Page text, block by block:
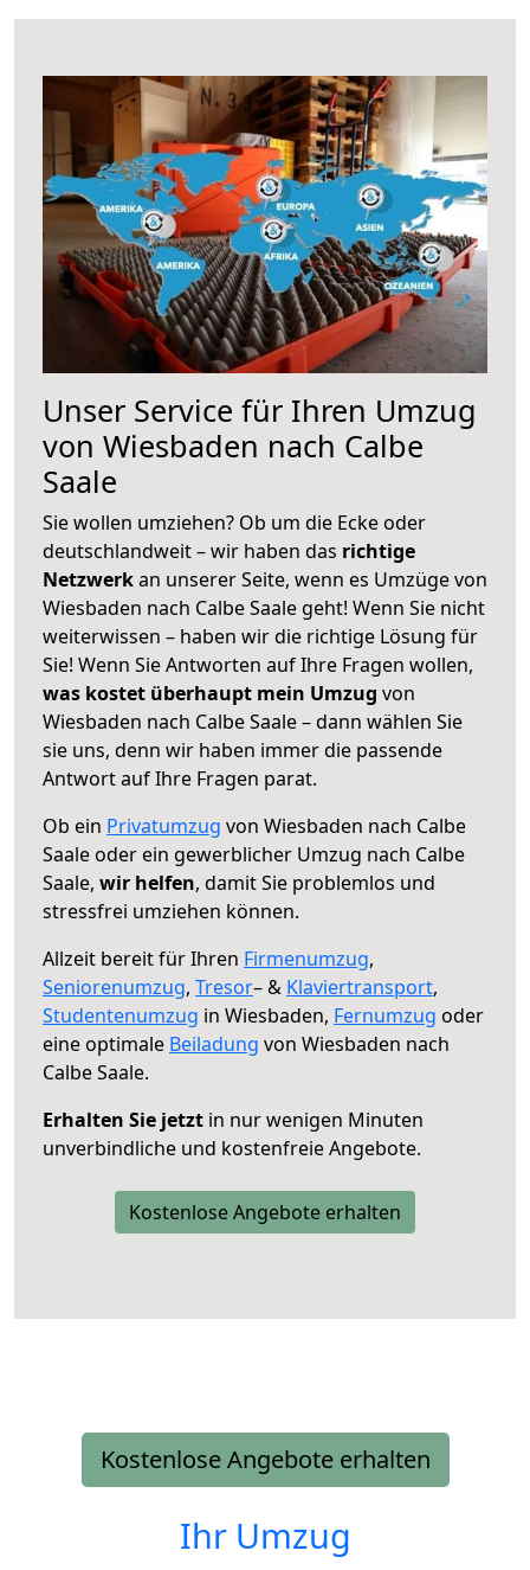
Unser Service für Ihren Umzug
von Wiesbaden nach Calbe
Saale
Sie wollen umziehen? Ob um die Ecke oder
deutschlandweit – wir haben das richtige
Netzwerkan unserer Seite, wenn es Umzüge von
Wiesbaden nach Calbe Saale geht! Wenn Sie nicht
weiterwissen – haben wir die richtige Lösung für
Sie! Wenn Sie Antworten auf Ihre Fragen wollen,
was kostet überhaupt mein Umzug von
Wiesbaden nach Calbe Saale – dann wählen Sie
sie uns, denn wir haben immer die passende
Antwort auf Ihre Fragen parat.
Ob ein Privatumzug von Wiesbaden nach Calbe
Saale oder ein gewerblicher Umzug nach Calbe
Saale, wir helfen, damit Sie problemlos und
stressfrei umziehen können.
Allzeit bereit für Ihren Firmenumzug,
Seniorenumzug, Tresor– & Klaviertransport,
Studentenumzug in Wiesbaden, Fernumzug oder
eine optimale Beiladung von Wiesbaden nach
Calbe Saale.
Erhalten Sie jetzt in nur wenigen Minuten
unverbindliche und kostenfreie Angebote.
Kostenlose Angebote erhalten
Kostenlose Angebote erhalten
Ihr Umzug